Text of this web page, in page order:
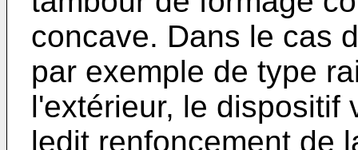
concave. Dans le cas
par exemple de type
l'extérieur, le dispositif
ledit renfoncement de